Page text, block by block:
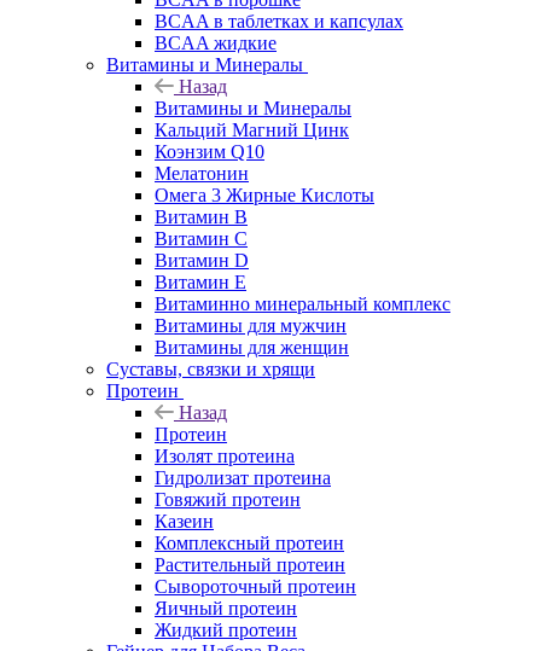
BCAA в таблетках и капсулах
BCAA жидкие
Витамины и Минералы
Назад
Витамины и Минералы
Кальций Магний Цинк
Коэнзим Q10
Мелатонин
Омега 3 Жирные Кислоты
Витамин B
Витамин C
Витамин D
Витамин E
Витаминно минеральный комплекс
Витамины для мужчин
Витамины для женщин
Суставы, связки и хрящи
Протеин
Назад
Протеин
Изолят протеина
Гидролизат протеина
Говяжий протеин
Казеин
Комплексный протеин
Растительный протеин
Сывороточный протеин
Яичный протеин
Жидкий протеин